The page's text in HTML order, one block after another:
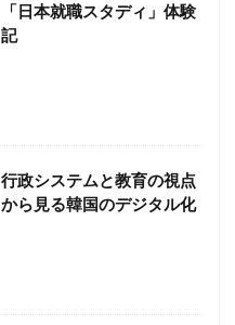
「日本就職スタディ」体験
記
行政システムと教育の視点
から見る韓国のデジタル化